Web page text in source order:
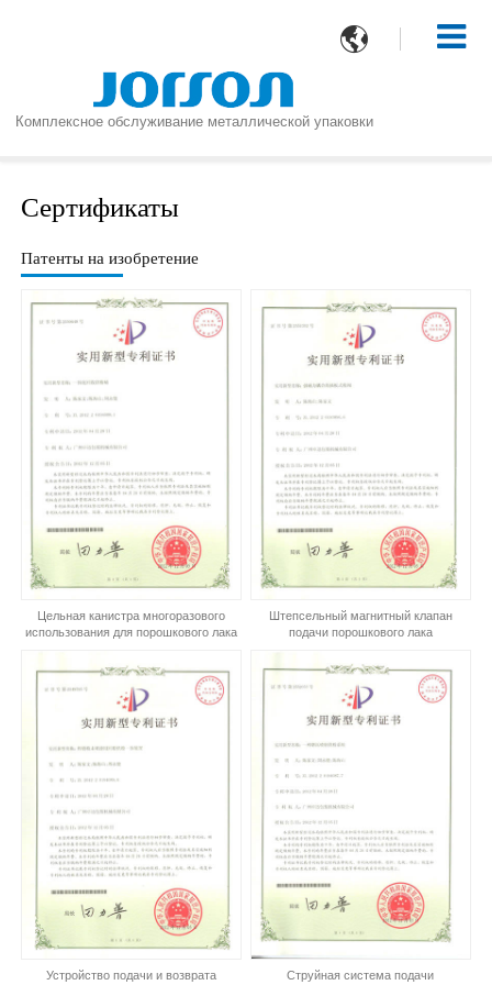

Комплексное обслуживание металлической упаковки
Сертификаты
Патенты на изобретение
Цельная канистра многоразового
использования для порошкового лака
Штепсельный магнитный клапан
подачи порошкового лака
Устройство подачи и возврата
Струйная система подачи